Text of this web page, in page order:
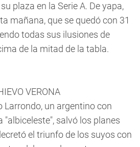
plaza en la Serie A. De yapa,
mañana, que se quedó con 31
todas sus ilusiones de
de la mitad de la tabla.
VERONA
Larrondo, un argentino con
"albiceleste", salvó los planes
el triunfo de los suyos con